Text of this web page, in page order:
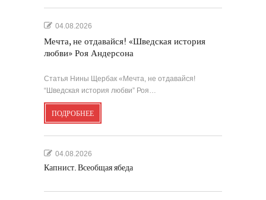
04.08.2026
Мечта, не отдавайся! «Шведская история
любви» Роя Андерсона
Статья Нины Щербак «Мечта, не отдавайся!
“Шведская история любви” Роя…
ПОДРОБНЕЕ
04.08.2026
Капнист. Всеобщая ябеда